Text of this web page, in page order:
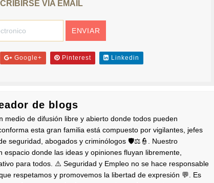
VIA EMAIL
Google+ Pinterest Linkedin
de blogs
medio de difusión libre y abierto donde todos pueden
esta gran familia está compuesto por vigilantes, jefes
seguridad, abogados y criminólogos 🛡️⚖️👮. Nuestro
espacio donde las ideas y opiniones fluyan libremente,
para todos. ⚠️ Seguridad y Empleo no se hace responsable
respetamos y promovemos la libertad de expresión 💬. Es